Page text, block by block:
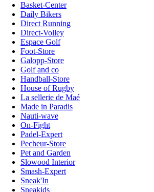
Basket-Center
Daily Bikers
Direct Running
Direct-Volley
Espace Golf
Foot-Store
Galopp-Store
Golf and co
Handball-Store
House of Rugby
La sellerie de Maé
Made in Paradis
Nauti-wave
On-Fight
Padel-Expert
Pecheur-Store
Pet and Garden
Slowood Interior
Smash-Expert
Sneak'In
Sneakids